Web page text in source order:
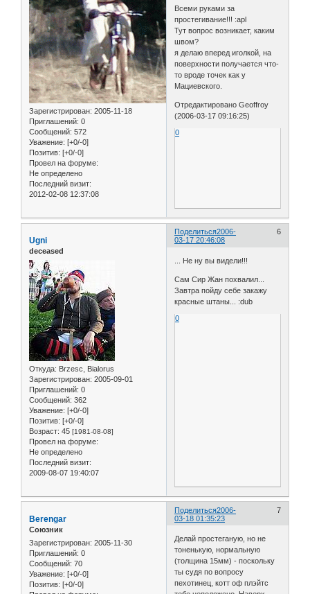
Зарегистрирован: 2005-11-18
Приглашений: 0
Сообщений: 572
Уважение: [+0/-0]
Позитив: [+0/-0]
Провел на форуме:
Не определено
Последний визит:
2012-02-08 12:37:08
Всеми руками за
простегивание!!! :apl
Тут вопрос возникает, каким
швом?
я делаю вперед иголкой, на
поверхности получается что-
то вроде точек как у
Мациевского.
Отредактировано Geoffroy
(2006-03-17 09:16:25)
0
Поделиться 6
2006-
03-17 20:46:08
Ugni
deceased
Откуда: Brzesc, Bialorus
Зарегистрирован: 2005-09-01
Приглашений: 0
Сообщений: 362
Уважение: [+0/-0]
Позитив: [+0/-0]
Возраст: 45 [1981-08-08]
Провел на форуме:
Не определено
Последний визит:
2009-08-07 19:40:07
... Не ну вы видели!!!
Сам Сир Жан похвалил...
Завтра пойду себе закажу
красные штаны... :dub
0
Поделиться 7
2006-
03-18 01:35:23
Berengar
Союзник
Зарегистрирован: 2005-11-30
Приглашений: 0
Сообщений: 70
Уважение: [+0/-0]
Позитив: [+0/-0]
Делай простеганую, но не
тоненькую, нормальную
(толщина 15мм) - поскольку
ты судя по вопросу
пехотинец, котт оф плэйтс